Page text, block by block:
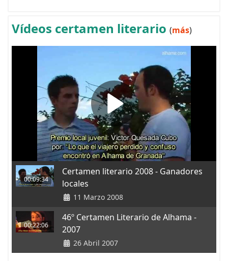
Vídeos certamen literario (más)
00:09:34
Certamen literario 2008 - Ganadores
locales
11 Marzo 2008
00:22:06
46º Certamen Literario de Alhama -
2007
26 Abril 2007